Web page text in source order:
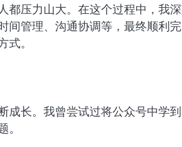
都压力山大。在这个过程中，我
间管理、沟通协调等，最终顺利
。
成长。我曾尝试过将公众号中学